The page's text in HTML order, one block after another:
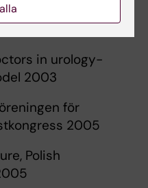
(Doktorskolan) ,
in urology-
2003
för
2005
Polish